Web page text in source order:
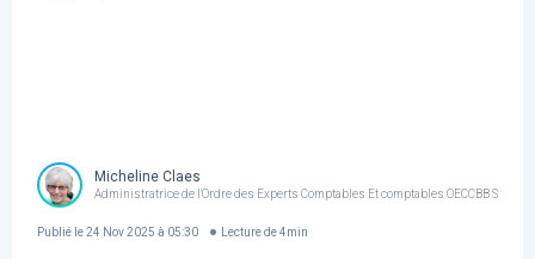
Micheline Claes
Administratrice de l'Ordre des Experts Comptables Et comptables OECCBB SR
Publié le24 Nov 2025 à 05:30 Lecture de 4min